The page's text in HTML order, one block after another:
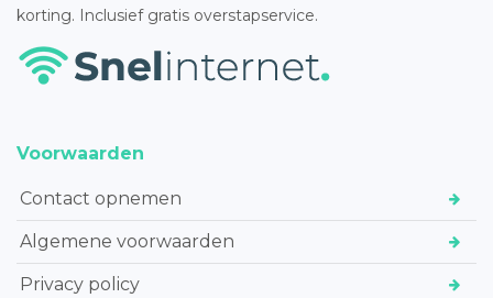
korting. Inclusief gratis overstapservice.
Voorwaarden
Contact opnemen
Algemene voorwaarden
Privacy policy